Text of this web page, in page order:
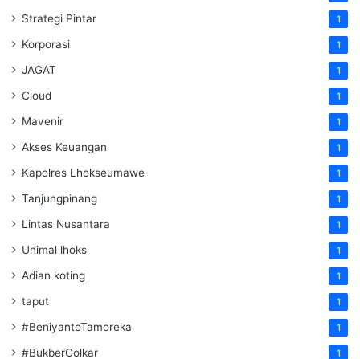
Strategi Pintar 1
Korporasi 1
JAGAT 1
Cloud 1
Mavenir 1
Akses Keuangan 1
Kapolres Lhokseumawe 1
Tanjungpinang 1
Lintas Nusantara 1
Unimal lhoks 1
Adian koting 1
taput 1
#BeniyantoTamoreka 1
#BukberGolkar 1